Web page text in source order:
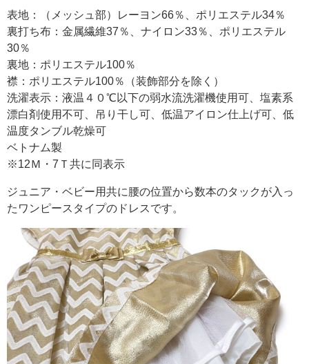
表地：（メッシュ部）レーヨン66％、ポリエステル34％
裏打ち布：金属繊維37％、ナイロン33％、ポリエステル
30％
裏地：ポリエステル100％
襟：ポリエステル100％（装飾部分を除く）
洗濯表示：液温４０℃以下の弱水流洗濯機使用可、塩素系
漂白剤使用不可、吊り干し可、低温アイロン仕上げ可、低
温度タンブル乾燥可
ベトナム製
※12Ｍ・7Ｔ共に同表示
ジュニア・ベビー用共に腰の位置から数本のタックが入っ
たワンピースタイプのドレスです。